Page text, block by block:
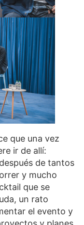
que una vez
ir de allí:
de tantos
y mucho
que se
un rato
el evento y